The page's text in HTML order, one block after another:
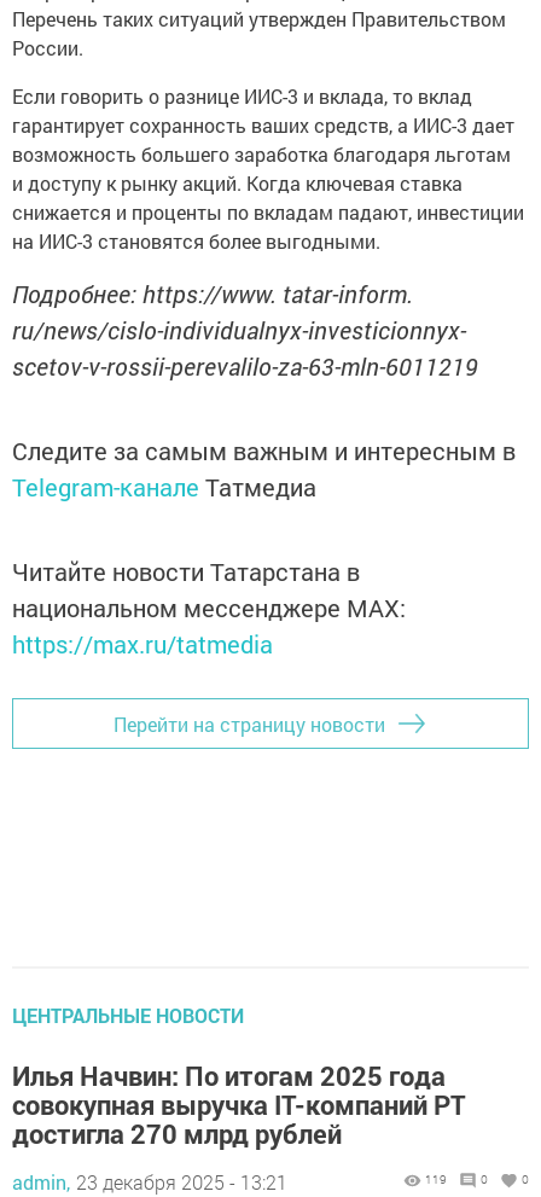
Перечень таких ситуаций утвержден Правительством
России.
Если говорить о разнице ИИС-3 и вклада, то вклад
гарантирует сохранность ваших средств, а ИИС-3 дает
возможность большего заработка благодаря льготам
и доступу к рынку акций. Когда ключевая ставка
снижается и проценты по вкладам падают, инвестиции
на ИИС-3 становятся более выгодными.
Подробнее: https://www. tatar-inform.
ru/news/cislo-individualnyx-investicionnyx-
scetov-v-rossii-perevalilo-za-63-mln-6011219
Следите за самым важным и интересным в
Telegram-канале Татмедиа
Читайте новости Татарстана в
национальном мессенджере MАХ:
https://max.ru/tatmedia
Перейти на страницу новости
ЦЕНТРАЛЬНЫЕ НОВОСТИ
Илья Начвин: По итогам 2025 года
совокупная выручка IT-компаний РТ
достигла 270 млрд рублей
admin, 23 декабря 2025 - 13:21 119 0 0